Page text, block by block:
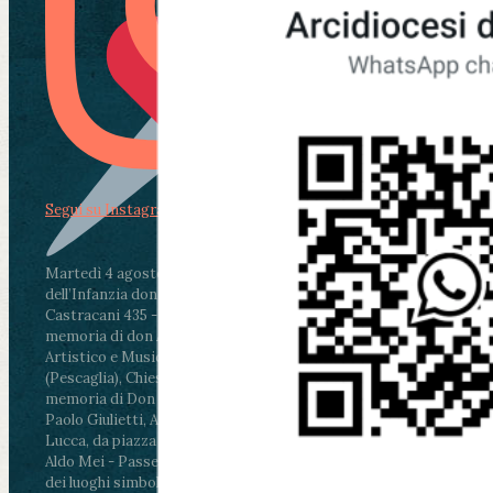
Martedì 4 agosto2026
ore 11:30 - Lucca, Scuola
dell’Infanzia don Aldo Mei - Viale Castruccio
Castracani 435 - Inaugurazione murales in
memoria di don Aldo Mei curato dal Liceo
Artistico e Musicale “Passaglia”
ore 18 - Fiano
(Pescaglia), Chiesa parrocchiale - Messa in
memoria di Don Aldo Mei celebrata da mons.
Paolo Giulietti, Arcivescovo di Lucca
ore 20.30 -
Lucca, da piazza San Michele al Cippo di don
Aldo Mei - Passeggiata della Memoria in alcuni
dei luoghi simbolo della città. Ritrovo alle ore
Segui su Instagram